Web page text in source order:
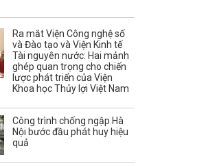
Ra mắt Viện Công nghệ số
và Đào tạo và Viện Kinh tế
Tài nguyên nước: Hai mảnh
ghép quan trọng cho chiến
lược phát triển của Viện
Khoa học Thủy lợi Việt Nam
Công trình chống ngập Hà
Nội bước đầu phát huy hiệu
quả